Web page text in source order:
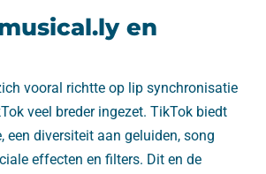
en
vooral richtte op lip synchronisatie
veel breder ingezet. TikTok biedt
een diversiteit aan geluiden, song
effecten en filters. Dit en de